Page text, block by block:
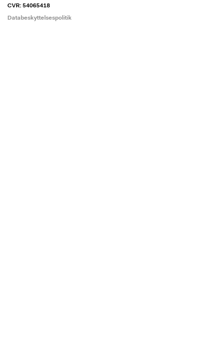
CVR: 54065418
Databeskyttelsespolitik